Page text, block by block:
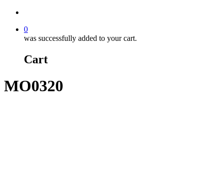
0
was successfully added to your cart.
Cart
MO0320